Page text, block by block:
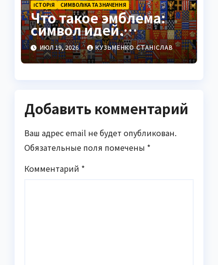
ІСТОРІЯ СИМВОЛІКА ТА ЗНАЧЕННЯ
Что такое эмблема:
символ идей,
переживающий века
ИЮЛ 19, 2026 КУЗЬМЕНКО СТАНІСЛАВ
Добавить комментарий
Ваш адрес email не будет опубликован.
Обязательные поля помечены *
Комментарий *